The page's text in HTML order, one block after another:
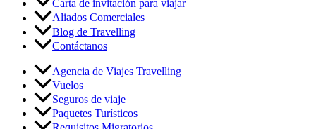
Carta de invitación para viajar
Aliados Comerciales
Blog de Travelling
Contáctanos
Agencia de Viajes Travelling
Vuelos
Seguros de viaje
Paquetes Turísticos